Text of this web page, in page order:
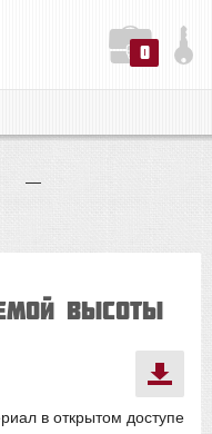
0
—
высоты
в открытом доступе